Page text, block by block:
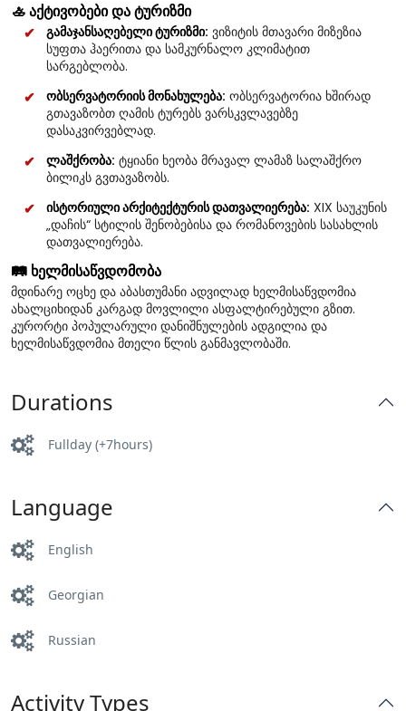
🚣 აქტივობები და ტურიზმი
გამაჯანსაღებელი ტურიზმი: ვიზიტის მთავარი მიზეზია
სუფთა ჰაერითა და სამკურნალო კლიმატით
სარგებლობა.
ობსერვატორიის მონახულება: ობსერვატორია ხშირად
გთავაზობთ ღამის ტურებს ვარსკვლავებზე
დასაკვირვებლად.
ლაშქრობა: ტყიანი ხეობა მრავალ ლამაზ სალაშქრო
ბილიკს გვთავაზობს.
ისტორიული არქიტექტურის დათვალიერება: XIX საუკუნის
„დაჩის“ სტილის შენობებისა და რომანოვების სასახლის
დათვალიერება.
🛤️ ხელმისაწვდომობა
მდინარე ოცხე და აბასთუმანი ადვილად ხელმისაწვდომია
ახალციხიდან კარგად მოვლილი ასფალტირებული გზით.
კურორტი პოპულარული დანიშნულების ადგილია და
ხელმისაწვდომია მთელი წლის განმავლობაში.
Durations
Fullday (+7hours)
Language
English
Georgian
Russian
Activity Types